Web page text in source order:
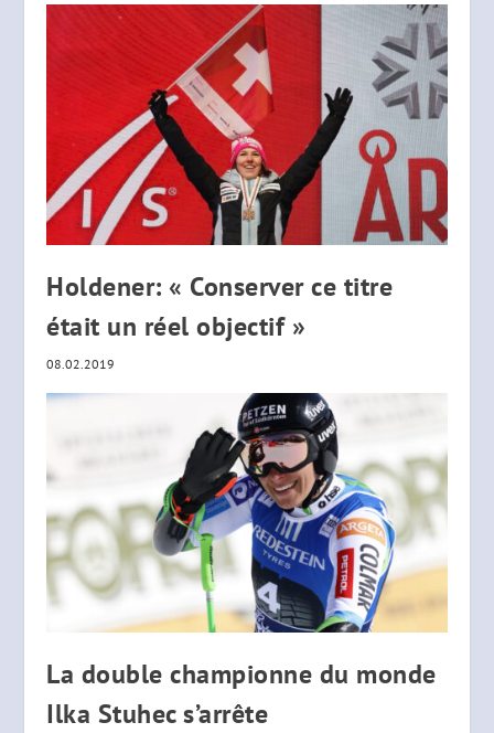
Holdener: « Conserver ce titre
était un réel objectif »
08.02.2019
La double championne du monde
Ilka Stuhec s’arrête